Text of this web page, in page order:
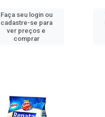
Faça seu login ou
cadastre-se para
ver preços e
comprar